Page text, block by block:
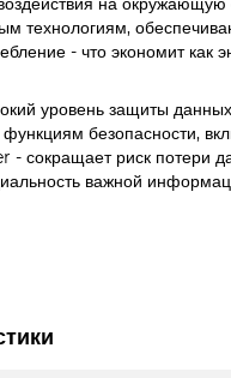
технологиям,
- что экономит как
уровень защиты
безопасности,
сокращает риск потери
важной